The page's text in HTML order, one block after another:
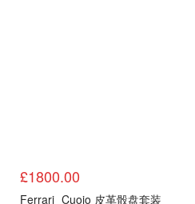
£1800.00
Ferrari Cuoio 皮革骰盘套装